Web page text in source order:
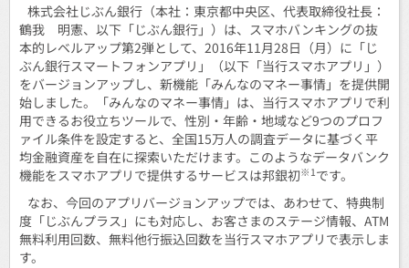
株式会社じぶん銀行（本社：東京都中央区、代表取締役社長：
鶴我 明憲、以下「じぶん銀行」）は、スマホバンキングの抜
本的レベルアップ第2弾として、2016年11月28日（月）に「じ
ぶん銀行スマートフォンアプリ」（以下「当行スマホアプリ」）
をバージョンアップし、新機能「みんなのマネー事情」を提供開
始しました。「みんなのマネー事情」は、当行スマホアプリで利
用できるお役立ちツールで、性別・年齢・地域など9つのプロフ
ァイル条件を設定すると、全国15万人の調査データに基づく平
均金融資産を自在に探索いただけます。このようなデータバンク
機能をスマホアプリで提供するサービスは邦銀初※1 です。
なお、今回のアプリバージョンアップでは、あわせて、特典制
度「じぶんプラス」にも対応し、お客さまのステージ情報、ATM
無料利用回数、無料他行振込回数を当行スマホアプリで表示しま
す。